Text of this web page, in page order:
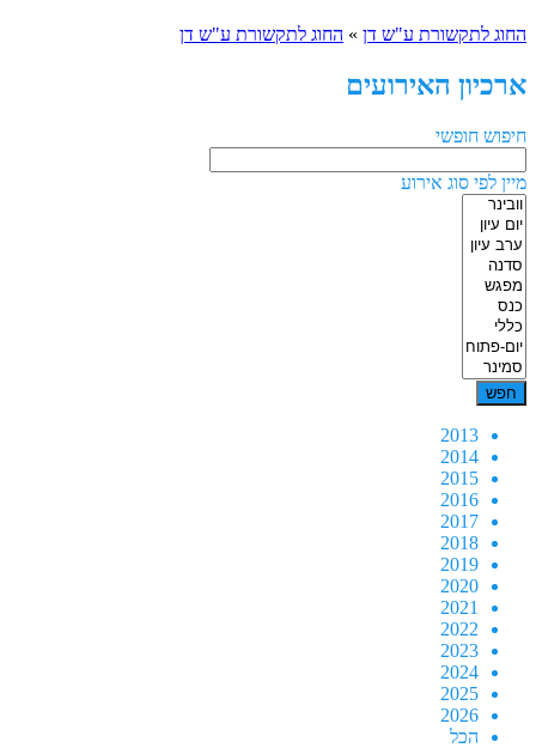
החוג לתקשורת ע"ש דן » החוג לתקשורת ע"ש דן
ארכיון האירועים
חיפוש חופשי
מיין לפי סוג אירוע
2013
2014
2015
2016
2017
2018
2019
2020
2021
2022
2023
2024
2025
2026
הכל